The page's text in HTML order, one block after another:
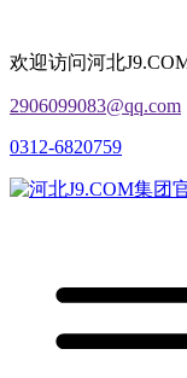
欢迎访问河北
2906099083@qq.com
0312-6820759